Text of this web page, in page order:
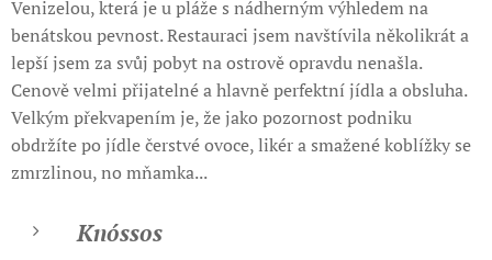
Venizelou, která je u pláže s nádherným výhledem na
benátskou pevnost. Restauraci jsem navštívila několikrát a
lepší jsem za svůj pobyt na ostrově opravdu nenašla.
Cenově velmi přijatelné a hlavně perfektní jídla a obsluha.
Velkým překvapením je, že jako pozornost podniku
obdržíte po jídle čerstvé ovoce, likér a smažené koblížky se
zmrzlinou, no mňamka...
Knóssos